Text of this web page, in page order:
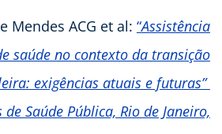
Mendes ACG et al: “Assistência
saúde no contexto da transição
exigências atuais e futuras”
Saúde Pública, Rio de Janeiro,